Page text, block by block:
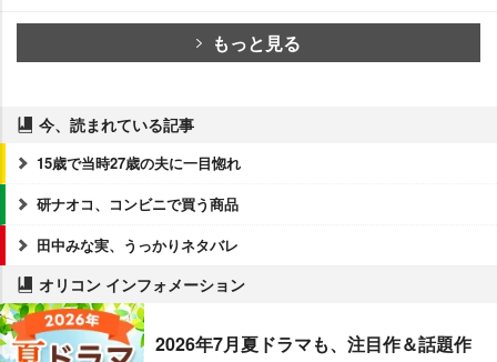
もっと見る
今、読まれている記事
15歳で当時27歳の夫に一目惚れ
研ナオコ、コンビニで買う商品
田中みな実、うっかりネタバレ
オリコン インフォメーション
2026年7月夏ドラマも、注目作＆話題作